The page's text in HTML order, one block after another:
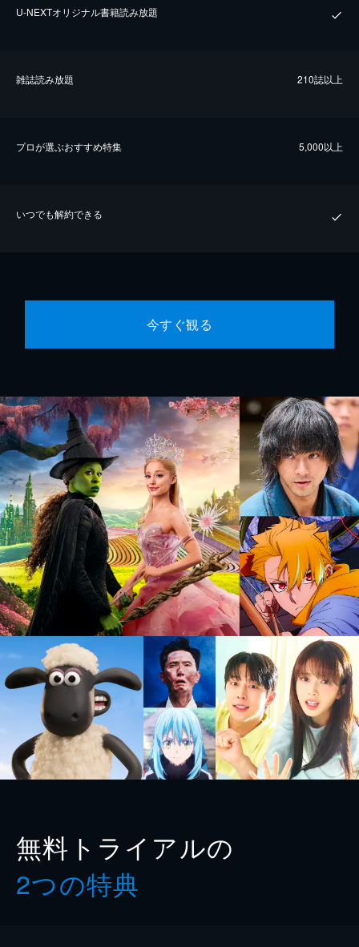
U-NEXTオリジナル書籍読み放題
雑誌読み放題 210誌以上
プロが選ぶおすすめ特集 5,000以上
いつでも解約できる
今すぐ観る
無料トライアルの
2つの特典